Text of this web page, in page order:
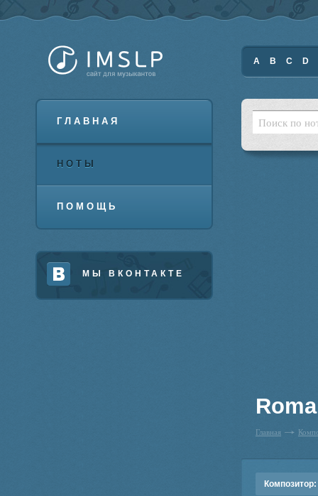
ГЛАВНАЯ
НОТЫ
ПОМОЩЬ
МЫ ВКОНТАКТЕ
A B C D
Главная
Композитор: